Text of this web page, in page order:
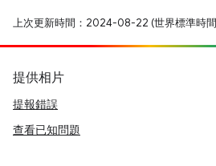
上次更新時間：2024-08-22 (世界標準時間)
提供相片
提報錯誤
查看已知問題